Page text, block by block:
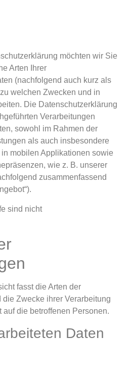
möchten wir Sie
Arten Ihrer
(nachfolgend auch kurz als
welchen Zwecken und in
Die Datenschutzerklärung
Verarbeitungen
sowohl im Rahmen der
als auch insbesondere
mobilen Applikationen sowie
wie z. B. unserer
zusammenfassend
sind nicht
fasst die Arten der
Zwecke ihrer Verarbeitung
auf die betroffenen Personen.
Daten